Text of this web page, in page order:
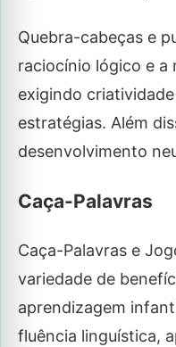
Quebra-cabeças e
raciocínio lógico e a
exigindo
estratégias. Além
desenvolvimento
Caça-Palavras
Caça-Palavras e
variedade de
aprendizagem
fluência linguística,